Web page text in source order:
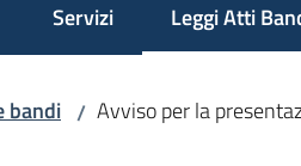
Servizi Leggi Atti
Menu
bandi / Avviso per la